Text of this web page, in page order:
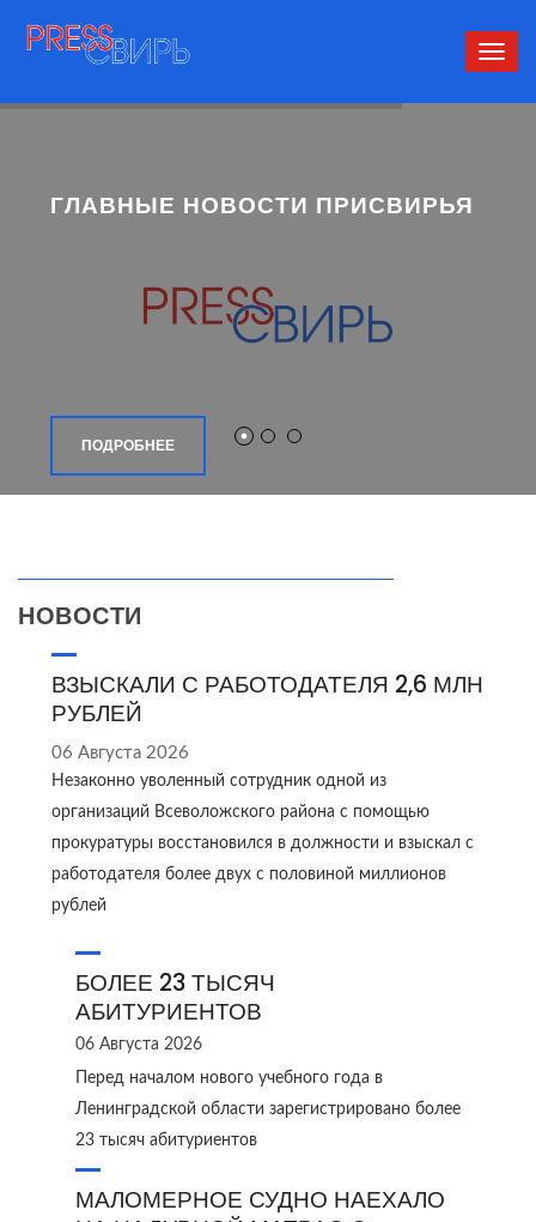
ГЛАВНЫЕ НОВОСТИ ПРИСВИРЬЯ
ПОДРОБНЕЕ
НОВОСТИ
ВЗЫСКАЛИ С РАБОТОДАТЕЛЯ 2,6 МЛН
РУБЛЕЙ
06 Августа 2026
Незаконно уволенный сотрудник одной из
организаций Всеволожского района с помощью
прокуратуры восстановился в должности и взыскал с
работодателя более двух с половиной миллионов
рублей
БОЛЕЕ 23 ТЫСЯЧ
АБИТУРИЕНТОВ
06 Августа 2026
Перед началом нового учебного года в
Ленинградской области зарегистрировано более
23 тысяч абитуриентов
МАЛОМЕРНОЕ СУДНО НАЕХАЛО